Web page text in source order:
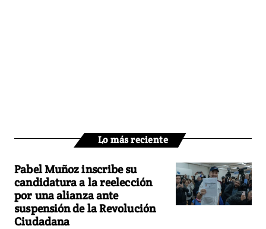
Lo más reciente
Pabel Muñoz inscribe su
candidatura a la reelección
por una alianza ante
suspensión de la Revolución
Ciudadana